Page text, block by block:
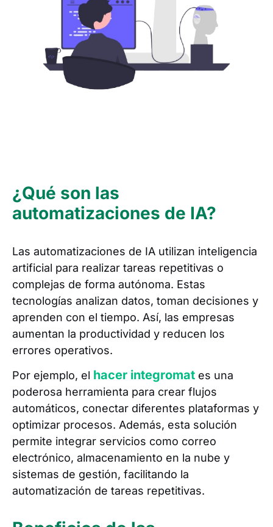
¿Qué son las
automatizaciones de IA?
Las automatizaciones de IA utilizan inteligencia
artificial para realizar tareas repetitivas o
complejas de forma autónoma. Estas
tecnologías analizan datos, toman decisiones y
aprenden con el tiempo. Así, las empresas
aumentan la productividad y reducen los
errores operativos.
Por ejemplo, el hacer integromat es una
poderosa herramienta para crear flujos
automáticos, conectar diferentes plataformas y
optimizar procesos. Además, esta solución
permite integrar servicios como correo
electrónico, almacenamiento en la nube y
sistemas de gestión, facilitando la
automatización de tareas repetitivas.